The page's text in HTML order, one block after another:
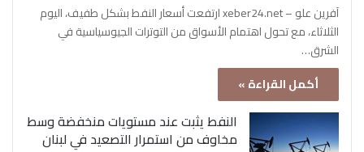
آفرين علو – xeber24.net ارتفعت أسعار النفط بشكل طفيف، اليوم
الثلاثاء، مع تحول اهتمام الأسواق من التوترات الجيوسياسية في
الشرق…
أكمل القراءة »
النفط يثبت عند مستويات منخفضة وسط
مخاوف من استمرار التصعيد في لبنان